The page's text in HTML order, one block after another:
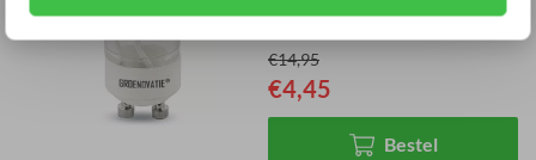
(8)
€14,95
€4,45
Bestel